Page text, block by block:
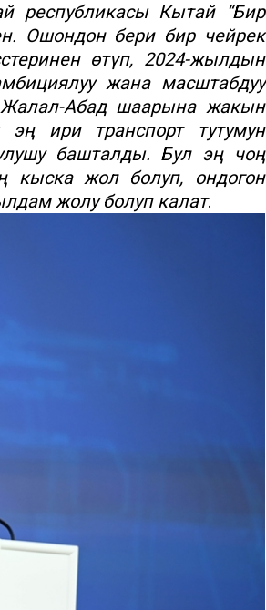
республикасы Кытай “Бир
Ошондон бери бир чейрек
өтүп, 2024-жылдын
жана масштабдуу
Жалал-Абад шаарына жакын
ири транспорт тутумун
башталды. Бул эң чоң
кыска жол болуп, ондогон
жолу болуп калат.